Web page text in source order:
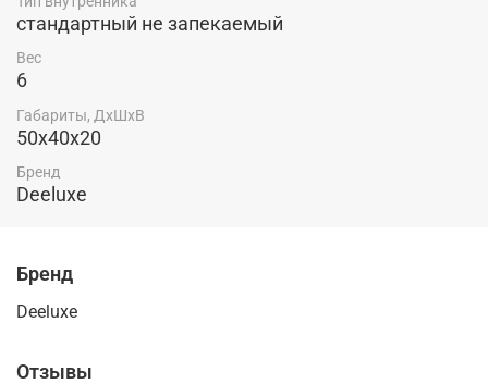
стандартный не запекаемый
Вес
6
Габариты, ДхШхВ
50х40х20
Бренд
Deeluxe
Бренд
Deeluxe
Отзывы